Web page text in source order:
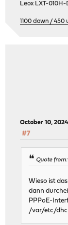
Leox LXT-010H-
1100 down / 450
October 10,
#7
Quote
Wieso ist
dann
PPPoE-
/var/etc/